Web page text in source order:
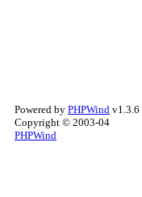
Powered by PHPWind v1.3.6
Copyright © 2003-04
PHPWind